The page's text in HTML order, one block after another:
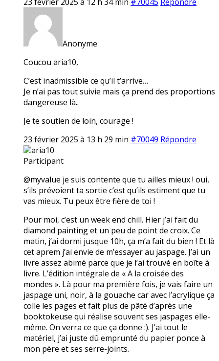
Anonyme
Coucou aria10,
C’est inadmissible ce qu’il t’arrive…
Je n’ai pas tout suivie mais ça prend des proportions
dangereuse là..
Je te soutien de loin, courage !
23 février 2025 à 13 h 29 min #70049 Répondre
aria10
Participant
@myvalue je suis contente que tu ailles mieux ! oui,
s’ils prévoient ta sortie c’est qu’ils estiment que tu
vas mieux. Tu peux être fière de toi !
Pour moi, c’est un week end chill. Hier j’ai fait du
diamond painting et un peu de point de croix. Ce
matin, j’ai dormi jusque 10h, ça m’a fait du bien ! Et là
cet aprem j’ai envie de m’essayer au jaspage. J’ai un
livre assez abimé parce que je l’ai trouvé en boîte à
livre. L’édition intégrale de « A la croisée des
mondes ». Là pour ma première fois, je vais faire un
jaspage uni, noir, à la gouache car avec l’acrylique ça
colle les pages et fait plus de pâté d’après une
booktokeuse qui réalise souvent ses jaspages elle-
même. On verra ce que ça donne :). J’ai tout le
matériel, j’ai juste dû emprunté du papier ponce à
mon père et ses serre-joints.